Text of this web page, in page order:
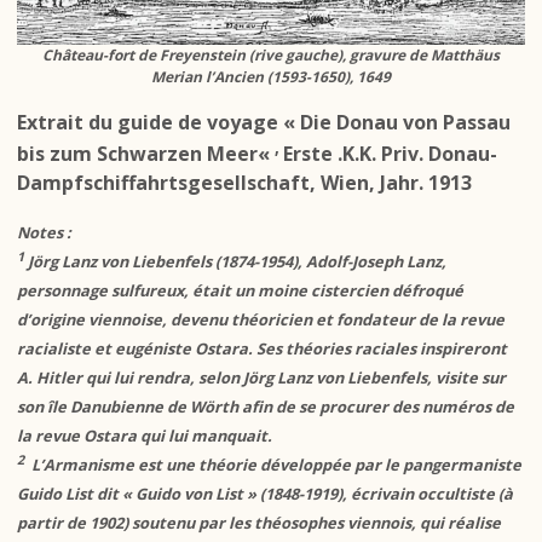
Château-fort de Freyenstein (rive gauche), gravure de Matthäus
Merian l’Ancien (1593-1650), 1649
Extrait du guide de voyage « Die Donau von Passau
bis zum Schwarzen Meer« , Erste .K.K. Priv. Donau-
Dampfschiffahrtsgesellschaft, Wien, Jahr. 1913
Notes :
1 Jörg Lanz von Liebenfels (1874-1954), Adolf-Joseph Lanz,
personnage sulfureux, était un moine cistercien défroqué
d’origine viennoise, devenu théoricien et fondateur de la revue
racialiste et eugéniste Ostara. Ses théories raciales inspireront
A. Hitler qui lui rendra, selon Jörg Lanz von Liebenfels, visite sur
son île Danubienne de Wörth afin de se procurer des numéros de
la revue Ostara qui lui manquait.
2 L’Armanisme est une théorie développée par le pangermaniste
Guido List dit « Guido von List » (1848-1919), écrivain occultiste (à
partir de 1902) soutenu par les théosophes viennois, qui réalise